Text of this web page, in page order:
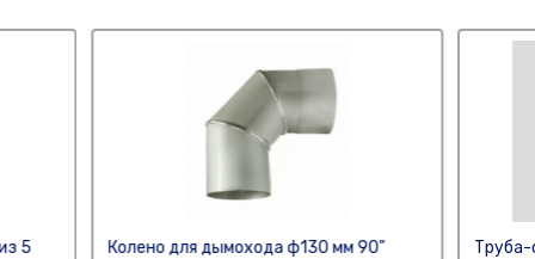
5
Колено для дымохода ф130 мм 90"
Труба-